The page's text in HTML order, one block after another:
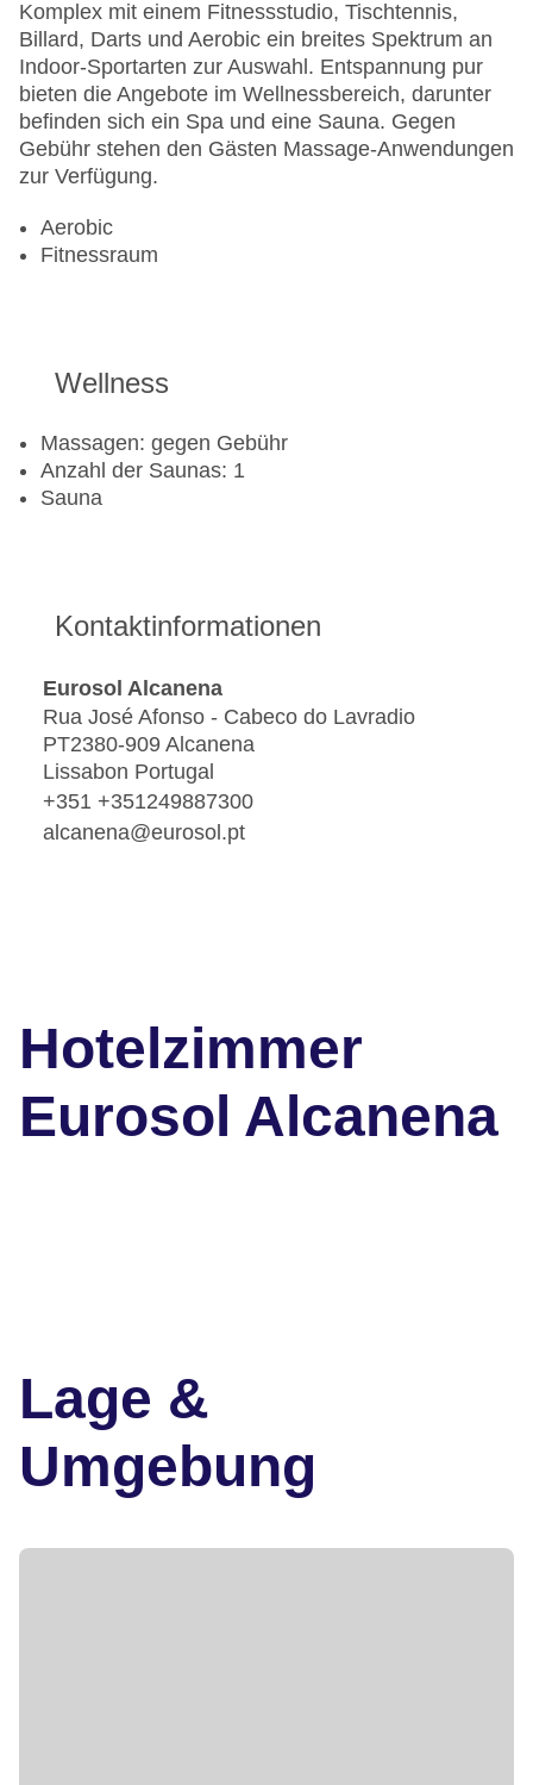
Komplex mit einem Fitnessstudio, Tischtennis,
Billard, Darts und Aerobic ein breites Spektrum an
Indoor-Sportarten zur Auswahl. Entspannung pur
bieten die Angebote im Wellnessbereich, darunter
befinden sich ein Spa und eine Sauna. Gegen
Gebühr stehen den Gästen Massage-Anwendungen
zur Verfügung.
Aerobic
Fitnessraum
Wellness
Massagen: gegen Gebühr
Anzahl der Saunas: 1
Sauna
Kontaktinformationen
Eurosol Alcanena
Rua José Afonso - Cabeco do Lavradio
PT2380-909 Alcanena
Lissabon Portugal
+351 +351249887300
alcanena@eurosol.pt
Hotelzimmer
Eurosol Alcanena
Lage &
Umgebung